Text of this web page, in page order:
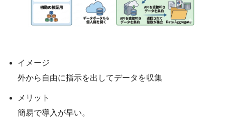
イメージ
外から自由に指示を出してデータを収集
メリット
簡易で導入が早い。